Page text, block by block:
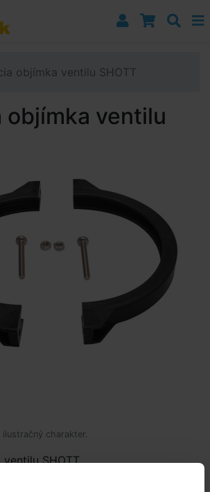
stĺpci
objímka ventilu SHOTT
objímka ventilu
charakter.
SHOTT.